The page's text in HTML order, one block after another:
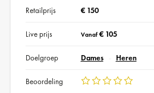
Retailprijs € 150
Live prijs Vanaf€ 105
Doelgroep Dames Heren
Beoordeling